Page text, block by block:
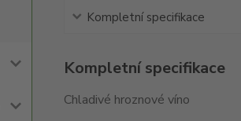
Kompletní specifikace
Kompletní specifikace
Chladivé hroznové víno